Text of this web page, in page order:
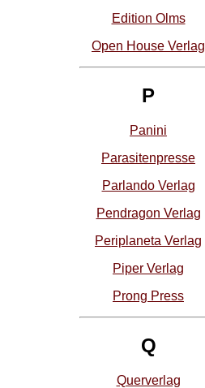
Edition Olms
Open House Verlag
P
Panini
Parasitenpresse
Parlando Verlag
Pendragon Verlag
Periplaneta Verlag
Piper Verlag
Prong Press
Q
Querverlag